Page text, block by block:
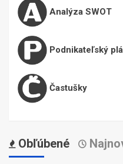
Analýza SWOT
Podnikateľský
Častušky
Obľúbené